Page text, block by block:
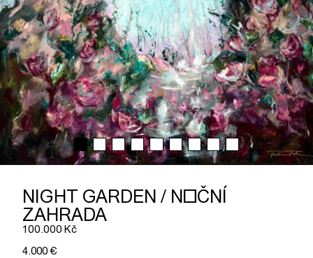
NIGHT GARDEN / NOČNÍ
ZAHRADA
100.000 Kč
4.000 €